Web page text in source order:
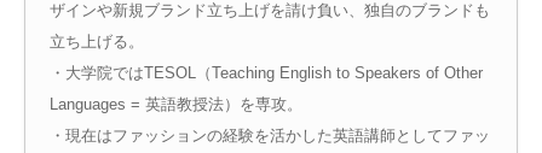
ザインや新規ブランド立ち上げを請け負い、独自のブランドも
立ち上げる。
・大学院ではTESOL（Teaching English to Speakers of Other
Languages = 英語教授法）を専攻。
・現在はファッションの経験を活かした英語講師としてファッ